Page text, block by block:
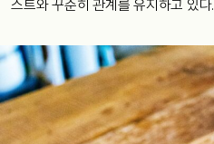
스트와 꾸준히 관계를 유지하고 있다.